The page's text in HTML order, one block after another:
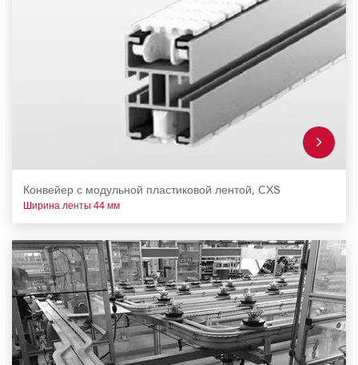
Конвейер с модульной пластиковой лентой, CXS
Ширина ленты 44 мм